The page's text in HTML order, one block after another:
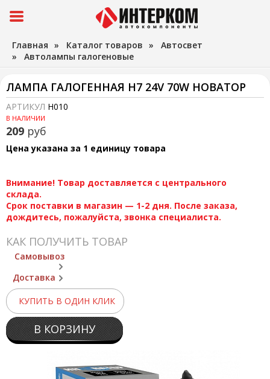
Главная » Каталог товаров » Автосвет
» Автолампы галогеновые
ЛАМПА ГАЛОГЕННАЯ H7 24V 70W НОВАТОР
АРТИКУЛ H010
В НАЛИЧИИ
209 руб
Цена указана за 1 единицу товара
Внимание! Товар доставляется с центрального
склада.
Срок поставки в магазин — 1-2 дня. После заказа,
дождитесь, пожалуйста, звонка специалиста.
КАК ПОЛУЧИТЬ ТОВАР
Самовывоз
Доставка
КУПИТЬ В ОДИН КЛИК
В КОРЗИНУ